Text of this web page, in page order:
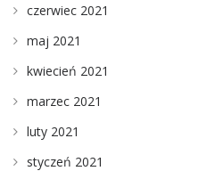
czerwiec 2021
maj 2021
kwiecień 2021
marzec 2021
luty 2021
styczeń 2021